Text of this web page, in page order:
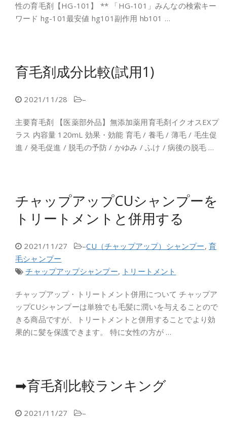
性の育毛剤【HG-101】 ** 「HG-101」みんなの検索キー
ワード hg-101最安値 hg101副作用 hb101 …
育毛剤成分比較(試用1)
2021/11/28 –
主要育毛剤 【医薬部外品】無添加薬用育毛剤イクオスEXプ
ラス 内容量 120mL 効果・効能 育毛 / 養毛 / 薄毛 / 毛生促
進 / 発毛促進 / 脱毛の予防 / かゆみ / ふけ / 病後の脱毛 …
チャップアップCUシャンプーを
トリートメントと併用する
2021/11/27 –CU（チャップアップ）シャンプー,育
毛シャンプー
チャップアップシャンプー, トリートメント
チャップアップ・トリートメント併用について チャップア
ップCUシャンプーは単独でも毛髪に潤いを与えることので
きる商品ですが、トリートメントと併用することでより効
果的に髪を保護できます。 特に女性の方が …
➡育毛剤比較ランキング
2021/11/27 –